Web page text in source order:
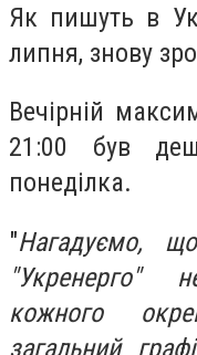
Як пишуть в
липня, знову
Вечірній
21:00 був
понеділка.
"Нагадуємо,
"Укренерго"
кожного
загальний